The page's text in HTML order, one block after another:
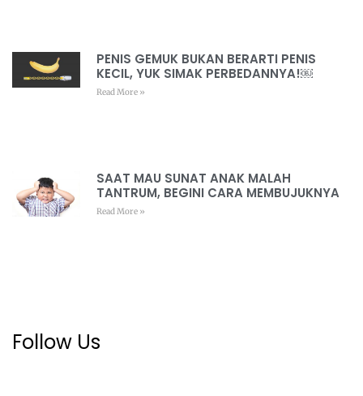
PENIS GEMUK BUKAN BERARTI PENIS
KECIL, YUK SIMAK PERBEDANNYA!￼
Read More »
SAAT MAU SUNAT ANAK MALAH
TANTRUM, BEGINI CARA MEMBUJUKNYA
Read More »
Follow Us